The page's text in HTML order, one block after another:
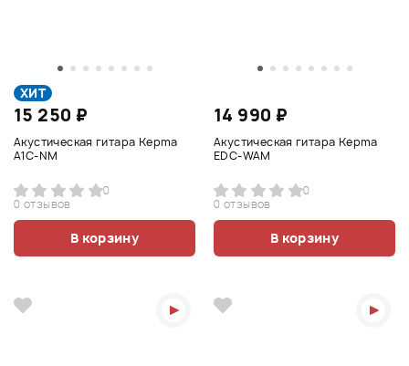
ХИТ
15 250 ₽
Акустическая гитара Kepma
A1C-NM
0
0 отзывов
В корзину
14 990 ₽
Акустическая гитара Kepma
EDC-WAM
0
0 отзывов
В корзину